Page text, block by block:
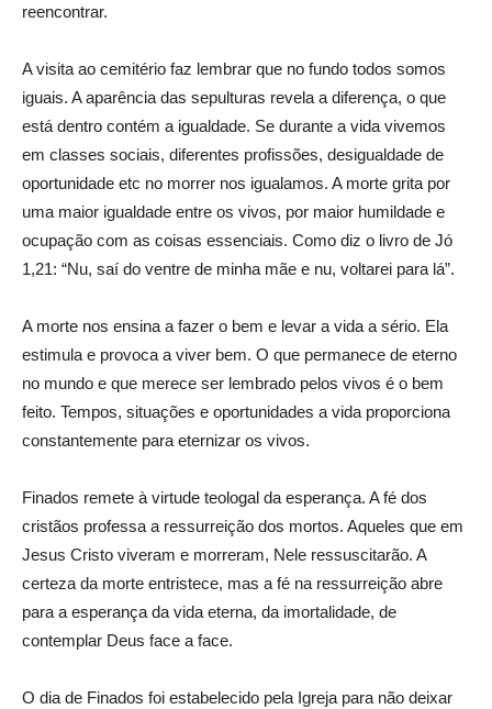
reencontrar.
A visita ao cemitério faz lembrar que no fundo todos somos
iguais. A aparência das sepulturas revela a diferença, o que
está dentro contém a igualdade. Se durante a vida vivemos
em classes sociais, diferentes profissões, desigualdade de
oportunidade etc no morrer nos igualamos. A morte grita por
uma maior igualdade entre os vivos, por maior humildade e
ocupação com as coisas essenciais. Como diz o livro de Jó
1,21: “Nu, saí do ventre de minha mãe e nu, voltarei para lá”.
A morte nos ensina a fazer o bem e levar a vida a sério. Ela
estimula e provoca a viver bem. O que permanece de eterno
no mundo e que merece ser lembrado pelos vivos é o bem
feito. Tempos, situações e oportunidades a vida proporciona
constantemente para eternizar os vivos.
Finados remete à virtude teologal da esperança. A fé dos
cristãos professa a ressurreição dos mortos. Aqueles que em
Jesus Cristo viveram e morreram, Nele ressuscitarão. A
certeza da morte entristece, mas a fé na ressurreição abre
para a esperança da vida eterna, da imortalidade, de
contemplar Deus face a face.
O dia de Finados foi estabelecido pela Igreja para não deixar